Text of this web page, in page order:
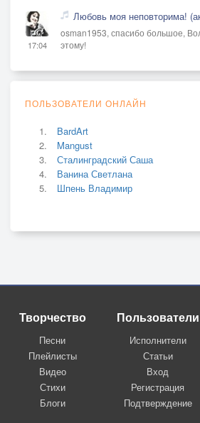
17:04
Любовь моя неповторима!
osman1953, спасибо большое,
этому!
ПОЛЬЗОВАТЕЛИ ОНЛАЙН
BardArt
Mangust
Сталинградский Саша
Ванина Светлана
Шпень Владимир
Творчество
Песни
Плейлисты
Видео
Стихи
Блоги
Пользователи
Исполнители
Статьи
Вход
Регистрация
Подтверждение